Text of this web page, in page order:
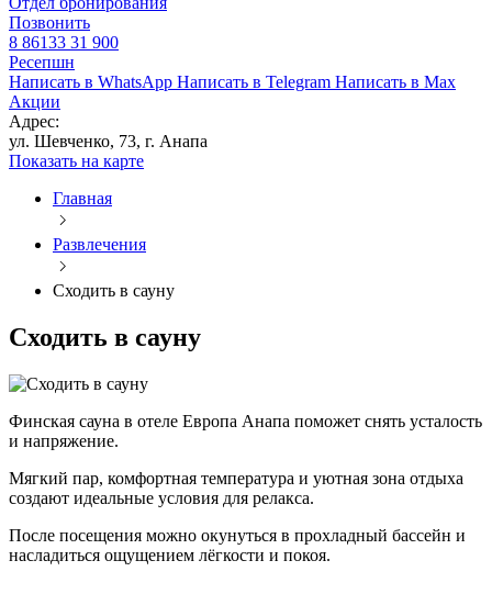
Позвонить
8 86133 31 900
Ресепшн
Написать в WhatsApp Написать в Telegram Написать в Max
Акции
Адрес:
ул. Шевченко, 73, г. Анапа
Показать на карте
Главная
Развлечения
Сходить в сауну
Сходить в сауну
Финская сауна в отеле Европа Анапа поможет снять усталость
и напряжение.
Мягкий пар, комфортная температура и уютная зона отдыха
создают идеальные условия для релакса.
После посещения можно окунуться в прохладный бассейн и
насладиться ощущением лёгкости и покоя.